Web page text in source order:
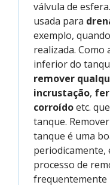
válvula de
usada para
exemplo,
realizada. Como
inferior do
remover
incrustação,
corroídoetc.
tanque.
tanque é uma
periodicamente,
processo de
frequentemente